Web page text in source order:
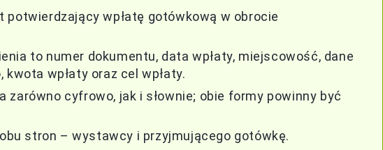
potwierdzający wpłatę gotówkową w obrocie
to numer dokumentu, data wpłaty, miejscowość, dane
wpłaty oraz cel wpłaty.
zarówno cyfrowo, jak i słownie; obie formy powinny być
stron – wystawcy i przyjmującego gotówkę.